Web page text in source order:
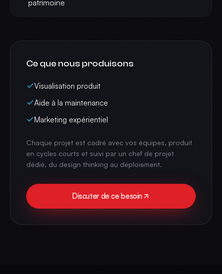
patrimoine
Ce que nous produisons
Visualisation produit
Aide à la maintenance
Marketing expérientiel
Chaque projet est cadré avec vos équipes, produit
en cycles courts et suivi par un chef de projet
dédié, du design thinking au déploiement.
Discuter de ce besoin